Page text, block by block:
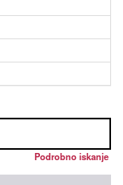
Podrobno iskanje